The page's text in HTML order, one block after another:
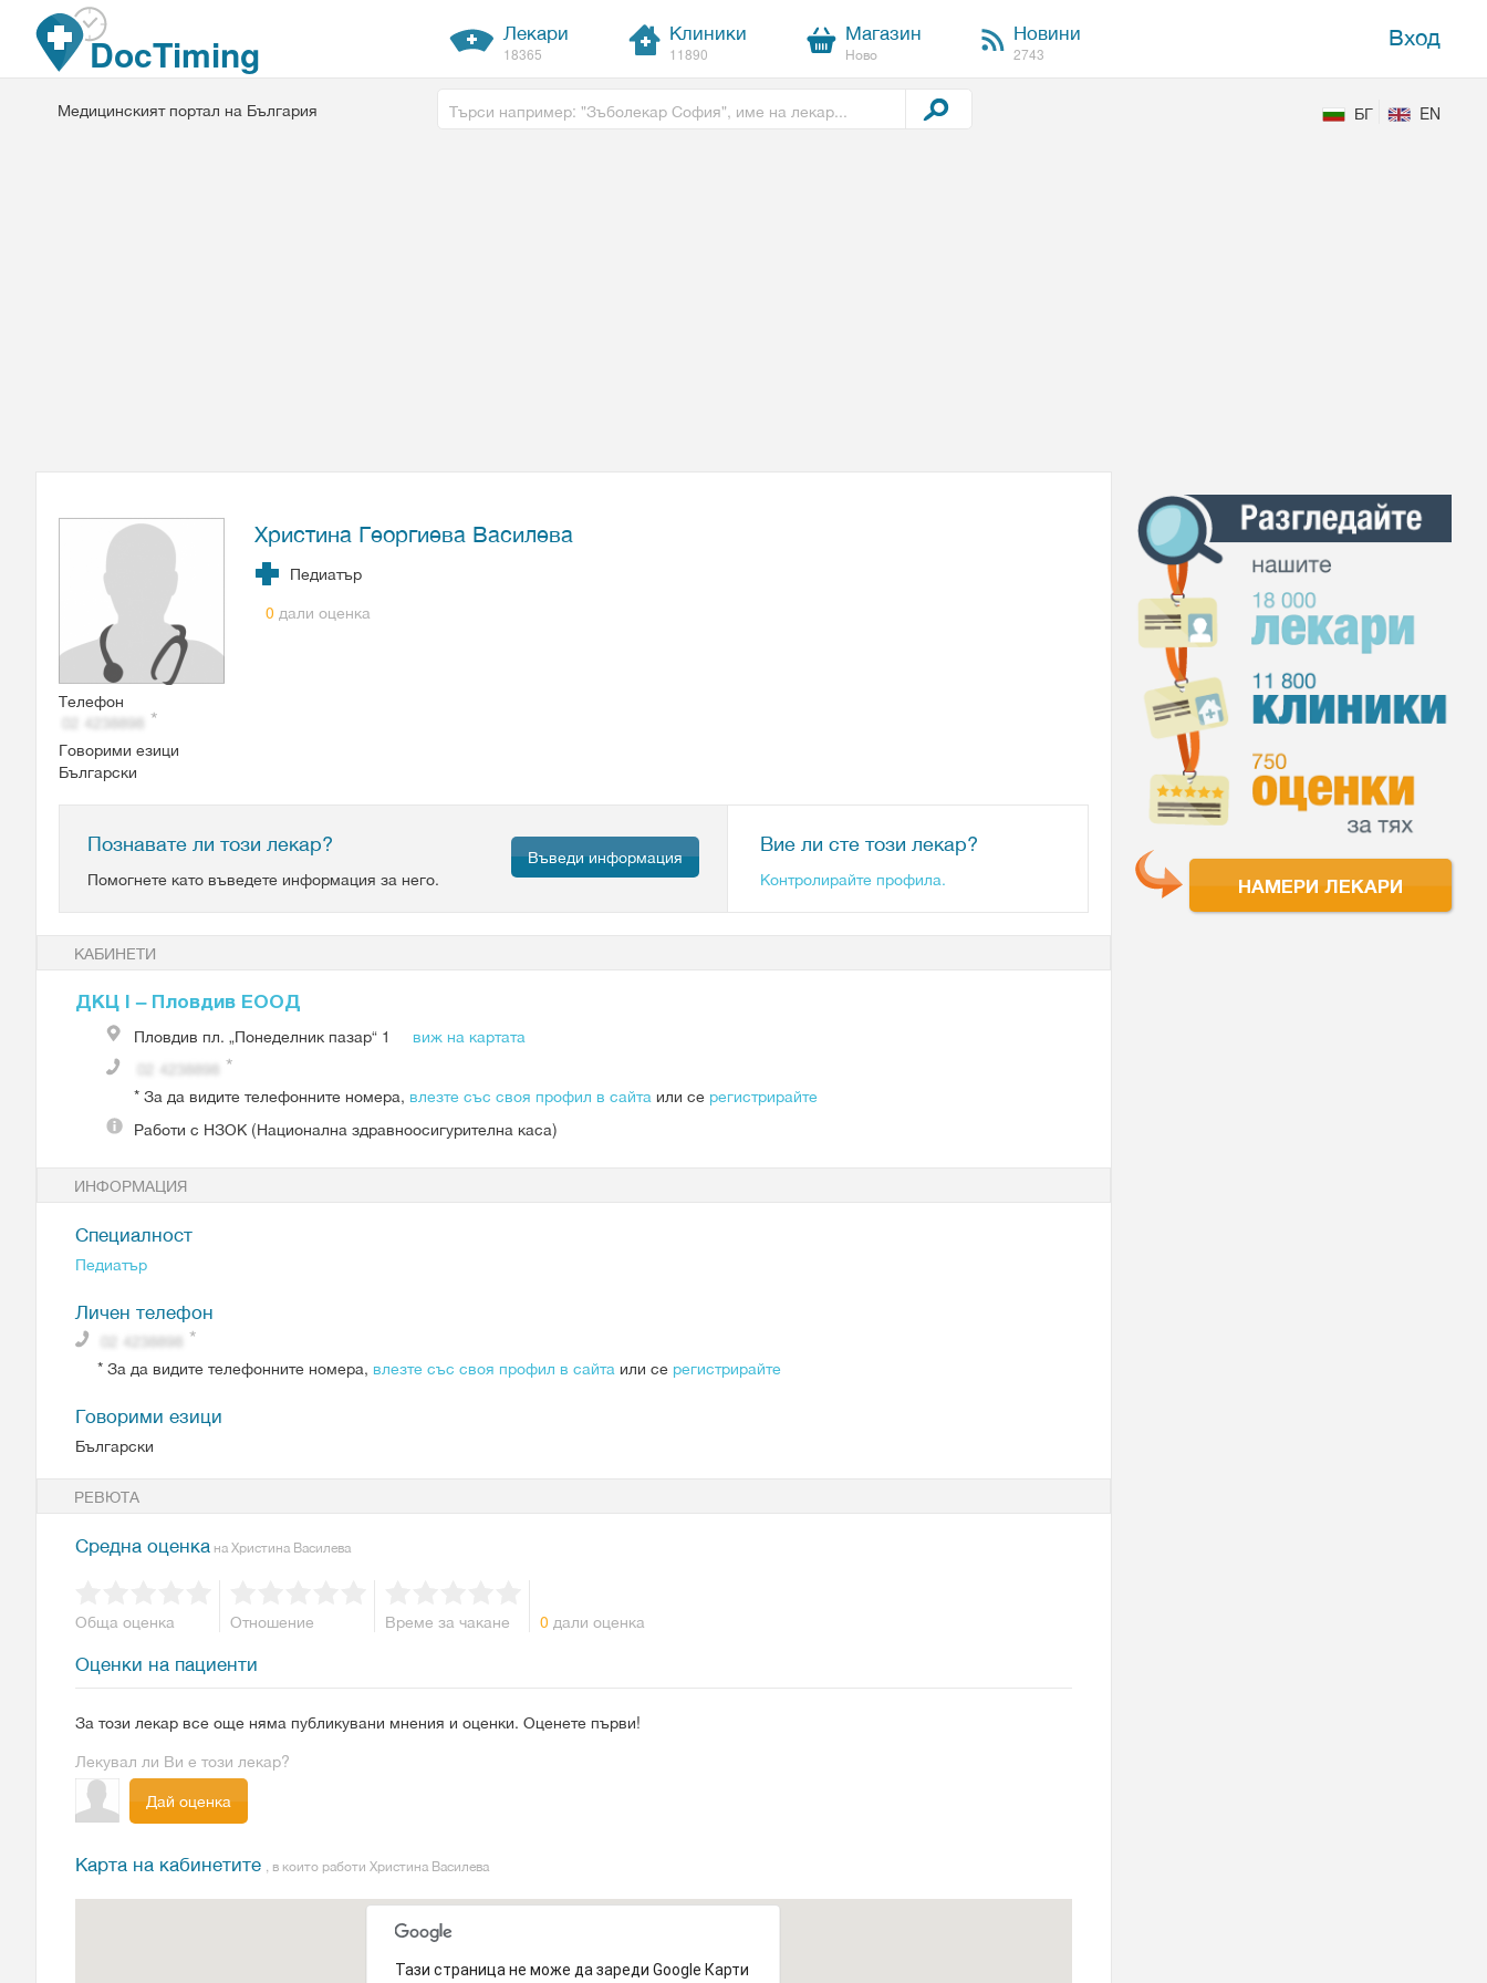
Премини към основното съдържание
DocTiming Лекари
18365
Клиники
11890
Магазин
Ново
Новини
2743
Вход
Медицинският портал на България БГ EN
Христина Георгиева Василева
Педиатър
0 дали оценка
Телефон
Говорими езици
Български
Познавате ли този лекар?
Помогнете като въведете информация за него.
Въведи информация Вие ли сте този лекар?
Контролирайте профила.
КАБИНЕТИ
ДКЦ І – Пловдив ЕООД
Пловдив пл. „Понеделник пазар“ 1 виж на картата
* За да видите телефонните номера, влезте със своя профил в сайта или се регистрирайте
Работи с НЗОК (Национална здравноосигурителна каса)
ИНФОРМАЦИЯ
Специалност
Педиатър
Личен телефон
* За да видите телефонните номера, влезте със своя профил в сайта или се регистрирайте
Говорими езици
Български
РЕВЮТА
Средна оценка на Христина Василева
Обща оценка Отношение Време за чакане 0 дали оценка
Оценки на пациенти
За този лекар все още няма публикувани мнения и оценки. Оценете първи!
Лекувал ли Ви е този лекар?
Дай оценка
Карта на кабинетите , в които работи Христина Василева
Тази страница не може да зареди Google Карти
НАМЕРИ ЛЕКАРИ